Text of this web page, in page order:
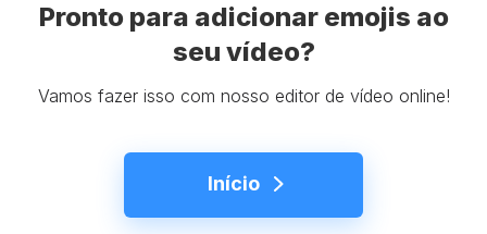
Pronto para adicionar emojis ao
seu vídeo?
Vamos fazer isso com nosso editor de vídeo online!
Início